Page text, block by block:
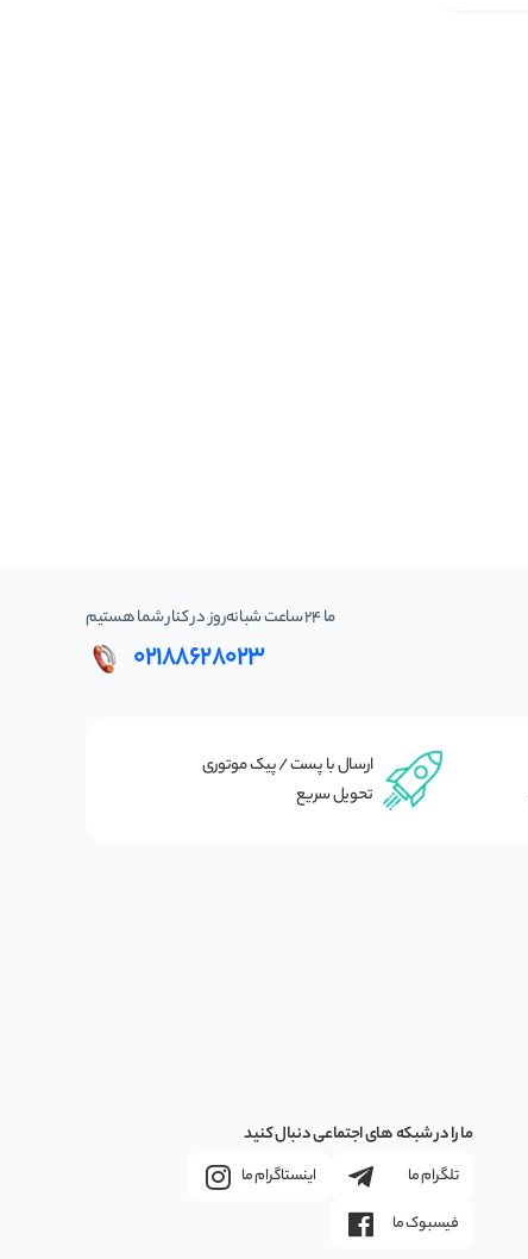
ما 24 ساعت شبانه‌روز در کنار شما هستیم
02188628023
ارسال با پست / پیک موتوری
تحویل سریع
ما را در شبکه های اجتماعی دنبال کنید
تلگرام ما
اینستاگرام ما
فیسبوک ما